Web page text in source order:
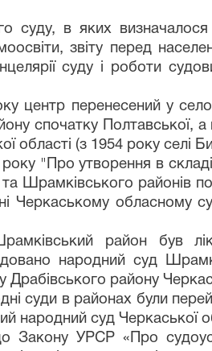
суду, в яких
звіту перед
суду і роботи
центр перенесений у село
спочатку
Полтавської,
області (з 1954 року селі
"Про утворення в
Шрамківського районів по
Черкаському обласному
район був
народний суд
району
суди в районах були
народний суд Черкаської
Закону УРСР «Про